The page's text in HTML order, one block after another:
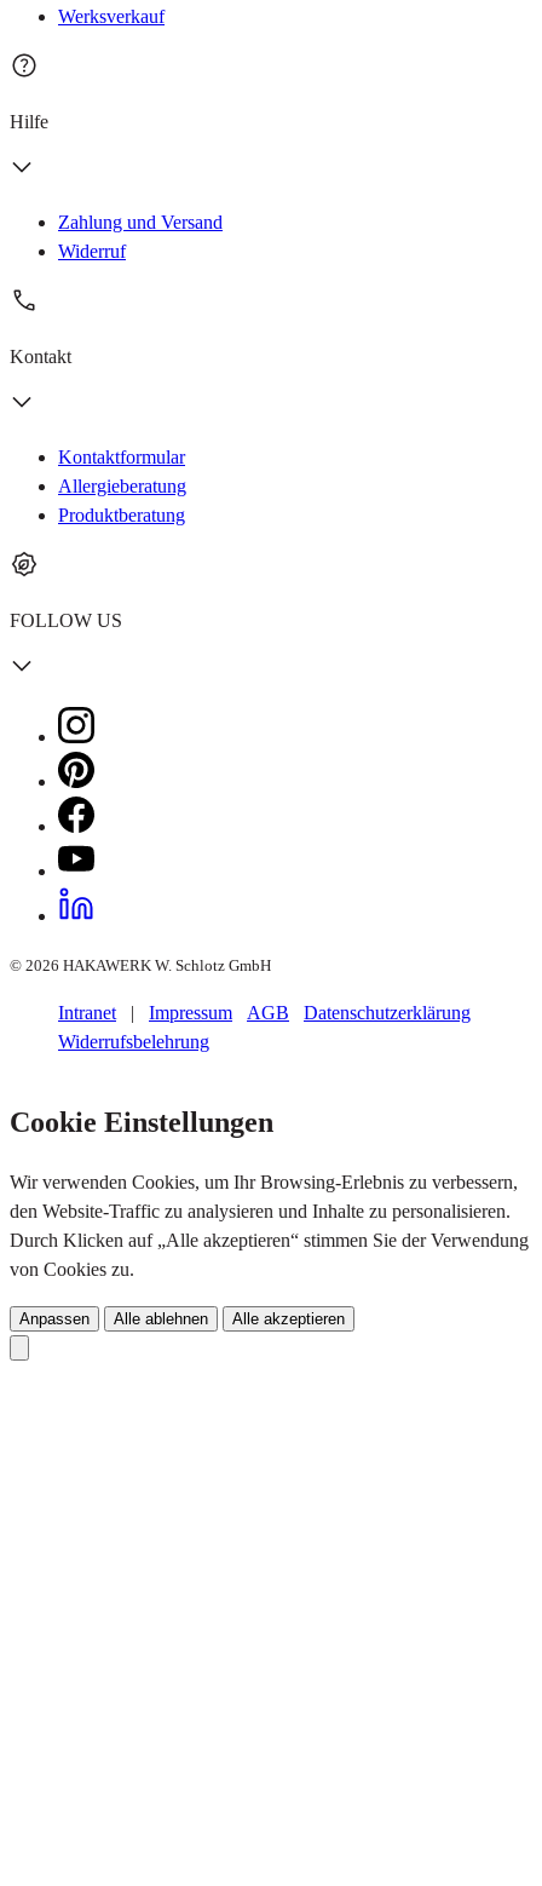
Werksverkauf
Hilfe
Zahlung und Versand
Widerruf
Kontakt
Kontaktformular
Allergieberatung
Produktberatung
FOLLOW US
© 2026 HAKAWERK W. Schlotz GmbH
Intranet | Impressum AGB
Datenschutzerklärung
Widerrufsbelehrung
Cookie Einstellungen
Wir verwenden Cookies, um Ihr Browsing-Erlebnis zu verbessern,
den Website-Traffic zu analysieren und Inhalte zu personalisieren.
Durch Klicken auf „Alle akzeptieren“ stimmen Sie der Verwendung
von Cookies zu.
Anpassen Alle ablehnen Alle akzeptieren